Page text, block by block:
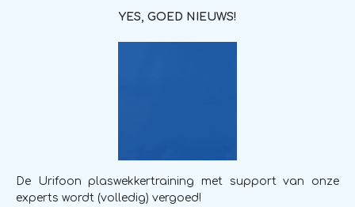
YES, GOED NIEUWS!
De Urifoon plaswekkertraining met support van onze
experts wordt (volledig) vergoed!